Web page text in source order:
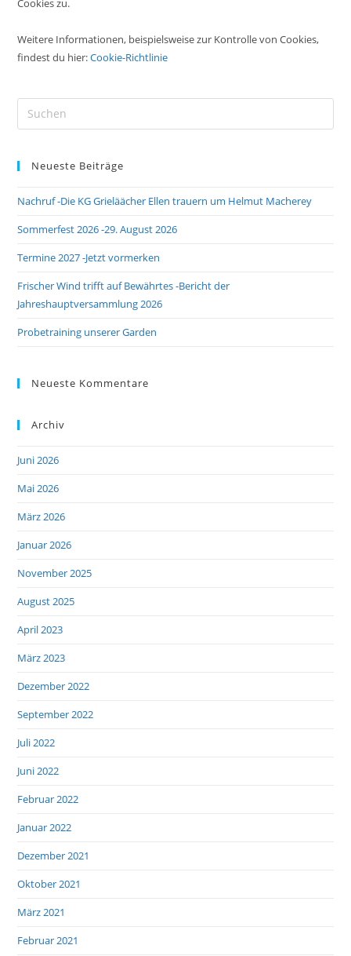
Cookies zu.
Weitere Informationen, beispielsweise zur Kontrolle von Cookies,
findest du hier:Cookie-Richtlinie
Neueste Beiträge
Nachruf -Die KG Grieläächer Ellen trauern um Helmut Macherey
Sommerfest 2026 -29. August 2026
Termine 2027 -Jetzt vormerken
Frischer Wind trifft auf Bewährtes -Bericht der
Jahreshauptversammlung 2026
Probetraining unserer Garden
Neueste Kommentare
Archiv
Juni 2026
Mai 2026
März 2026
Januar 2026
November 2025
August 2025
April 2023
März 2023
Dezember 2022
September 2022
Juli 2022
Juni 2022
Februar 2022
Januar 2022
Dezember 2021
Oktober 2021
März 2021
Februar 2021